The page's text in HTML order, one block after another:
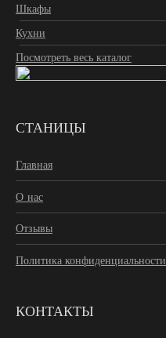
Шкафы
Кухни
Посмотреть весь каталог
СТАНИЦЫ
Главная
О нас
Отзывы
Политика конфиденциальности
КОНТАКТЫ